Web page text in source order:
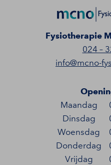
Fysiotherapie
024 –
info@mcno-
Maandag
Dinsdag
Woensdag
Donderdag
Vrijdag